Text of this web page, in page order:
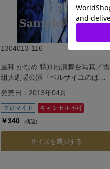
1304013-116
凰稀 かなめ 特別出演舞台写真／雪
組大劇場公演『ベルサイユのば
ら』―フェルゼン編―
発売日：2013年04月
￥340 (税込)
サイズを選択する